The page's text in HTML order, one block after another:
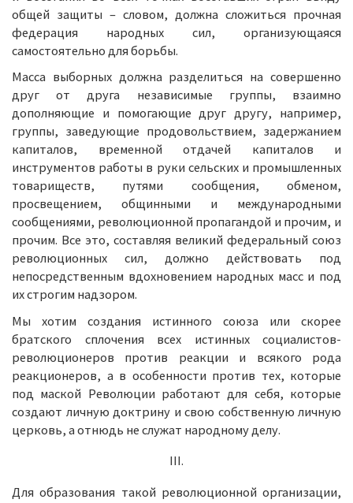
общей защиты – словом, должна сложиться прочная
федерация народных сил, организующаяся
самостоятельно для борьбы.
Масса выборных должна разделиться на совершенно
друг от друга независимые группы, взаимно
дополняющие и помогающие друг другу, например,
группы, заведующие продовольствием, задержанием
капиталов, временной отдачей капиталов и
инструментов работы в руки сельских и промышленных
товариществ, путями сообщения, обменом,
просвещением, общинными и международными
сообщениями, революционной пропагандой и прочим, и
прочим. Все это, составляя великий федеральный союз
революционных сил, должно действовать под
непосредственным вдохновением народных масс и под
их строгим надзором.
Мы хотим создания истинного союза или скорее
братского сплочения всех истинных социалистов-
революционеров против реакции и всякого рода
реакционеров, а в особенности против тех, которые
под маской Революции работают для себя, которые
создают личную доктрину и свою собственную личную
церковь, а отнюдь не служат народному делу.
III.
Для образования такой революционной организации,